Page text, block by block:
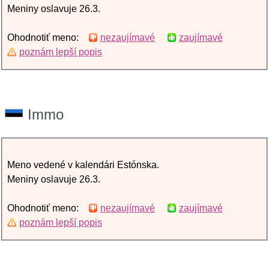
Meniny oslavuje 26.3.
Ohodnotiť meno: nezaujímavé
zaujímavé
poznám lepší popis
Immo
Meno vedené v kalendári Estónska.
Meniny oslavuje 26.3.
Ohodnotiť meno: nezaujímavé
zaujímavé
poznám lepší popis